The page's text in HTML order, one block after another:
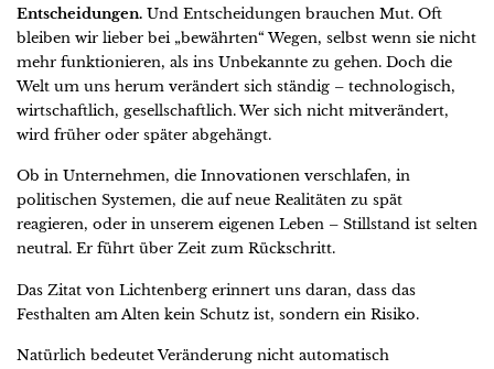
Entscheidungen. Und Entscheidungen brauchen Mut. Oft
bleiben wir lieber bei „bewährten“ Wegen, selbst wenn sie nicht
mehr funktionieren, als ins Unbekannte zu gehen. Doch die
Welt um uns herum verändert sich ständig – technologisch,
wirtschaftlich, gesellschaftlich. Wer sich nicht mitverändert,
wird früher oder später abgehängt.
Ob in Unternehmen, die Innovationen verschlafen, in
politischen Systemen, die auf neue Realitäten zu spät
reagieren, oder in unserem eigenen Leben – Stillstand ist selten
neutral. Er führt über Zeit zum Rückschritt.
Das Zitat von Lichtenberg erinnert uns daran, dass das
Festhalten am Alten kein Schutz ist, sondern ein Risiko.
Natürlich bedeutet Veränderung nicht automatisch